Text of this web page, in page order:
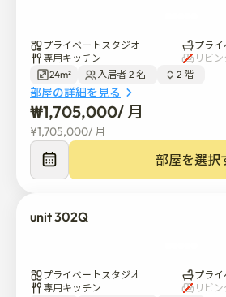
📋ハウスルール
ご家庭を清潔に保ち、平和にお過
お願いいたします🌱
🗑️ゴミ分別
韓国には厳格なゴミ処理ルールが
リサイクル品: プラスチック、紙、
プライベートスタジオ
プラ
専用キッチン
リビ
24m²
入居者 2 名 2 階
部屋の詳細を見る
₩1,705,000/ 月
¥1,705,000/ 月
部屋を選択
unit 302Q
プライベートスタジオ
プラ
専用キッチン
リビ